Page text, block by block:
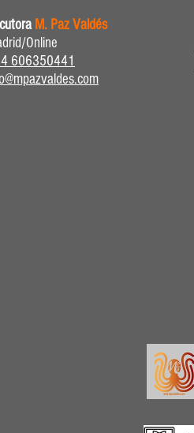
M. Paz Valdés
Online
606350441